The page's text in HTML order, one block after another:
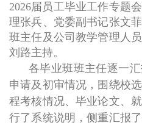
2026届员工毕业工作专题
理张兵、党委副书记张文
班主任及公司教学管理人
刘路主持。
各毕业班班主任逐一
申请及初审情况，围绕校
程考核情况、毕业论文、
行了系统说明，侧重汇报